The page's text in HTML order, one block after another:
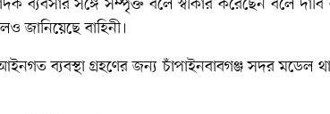
ব্যবসার সঙ্গে সম্পৃক্ত বলে স্বীকার করেছেন বলে দাবি
জানিয়েছে বাহিনী।
ব্যবস্থা গ্রহণের জন্য চাঁপাইনবাবগঞ্জ সদর মডেল